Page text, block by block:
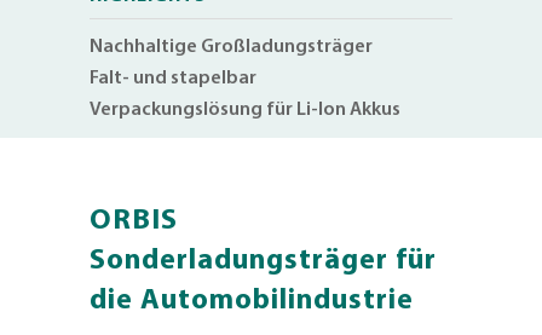
Nachhaltige Großladungsträger
Falt- und stapelbar
Verpackungslösung für Li-Ion Akkus
ORBIS
Sonderladungsträger für
die Automobilindustrie